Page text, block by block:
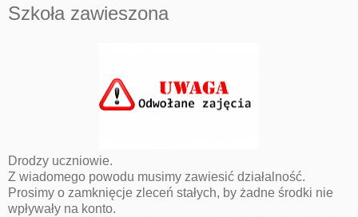
Szkoła zawieszona
Drodzy uczniowie.
Z wiadomego powodu musimy zawiesić działalność.
Prosimy o zamknięcje zleceń stałych, by żadne środki nie
wpływały na konto.